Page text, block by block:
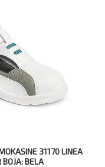
31170 LINEA
BOJA: BELA